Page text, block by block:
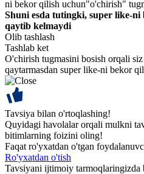
ni bekor qilish uchun"o'chirish"
Shuni esda tutingki, super like-
qaytib kelmaydi
Olib tashlash
Tashlab ket
O'chirish tugmasini bosish orqali
qaytarmasdan super like-ni bekor
Tavsiya bilan o'rtoqlashing!
Quyidagi havolalar orqali mulkni
bitimlarning foizini oling!
Faqat ro'yxatdan o'tgan
Ro'yxatdan o'tish
Tavsiyani ijtimoiy tarmoqlaringizda